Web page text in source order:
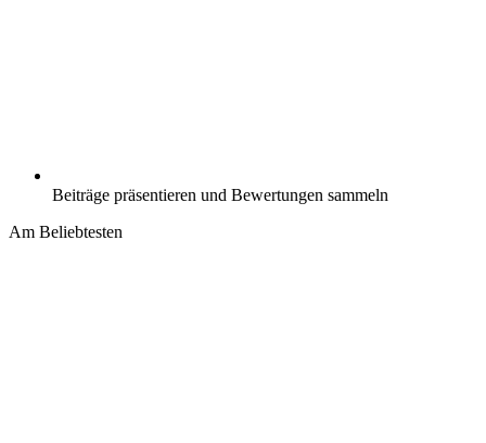
Beiträge präsentieren und Bewertungen sammeln
Am Beliebtesten